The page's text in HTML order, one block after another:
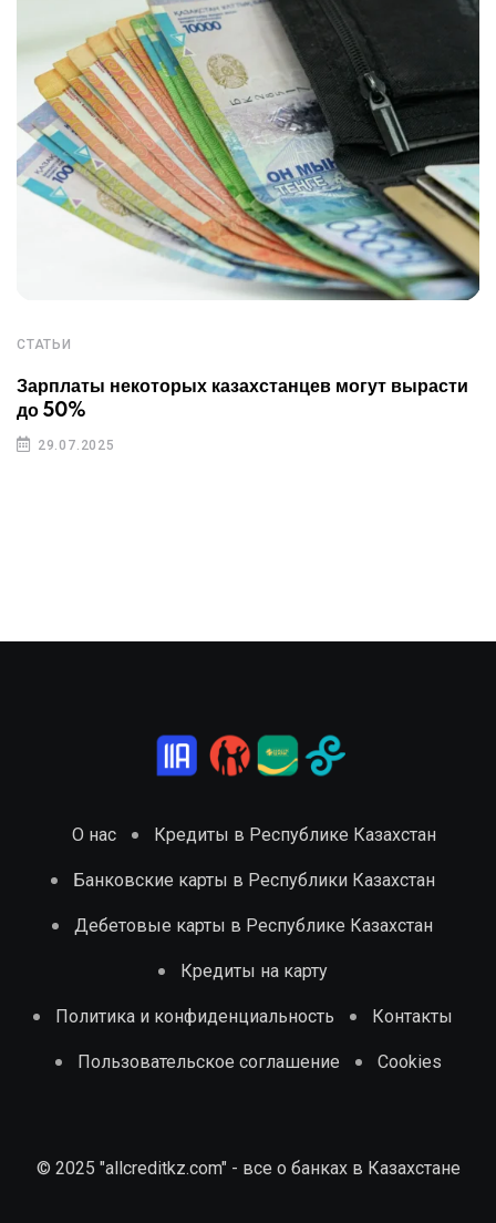
СТАТЬИ
Зарплаты некоторых казахстанцев могут вырасти
до 50%
29.07.2025
О нас Кредиты в Республике Казахстан
Банковские карты в Республики Казахстан
Дебетовые карты в Республике Казахстан
Кредиты на карту
Политика и конфиденциальность Контакты
Пользовательское соглашение Cookies
© 2025 "allcreditkz.com" - все о банках в Казахстане